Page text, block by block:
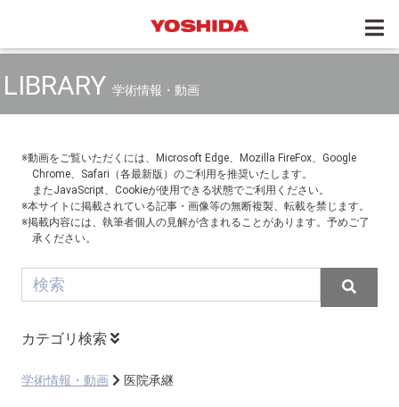
LIBRARY 学術情報・動画
※動画をご覧いただくには、Microsoft Edge、Mozilla FireFox、Google
Chrome、Safari（各最新版）のご利用を推奨いたします。
またJavaScript、Cookieが使用できる状態でご利用ください。
※本サイトに掲載されている記事・画像等の無断複製、転載を禁じます。
※掲載内容には、執筆者個人の見解が含まれることがあります。予めご了
承ください。
カテゴリ検索
学術情報・動画 医院承継